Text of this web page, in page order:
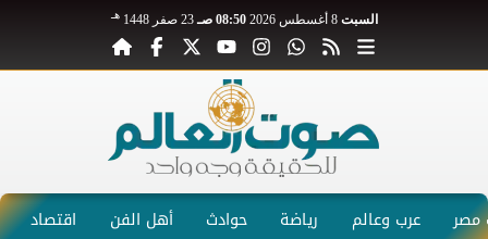
السبت 8 أغسطس 2026 08:50 صـ 23 صفر 1448 هـ
عرب وعالم رياضة حوادث أهل الفن اقتصاد